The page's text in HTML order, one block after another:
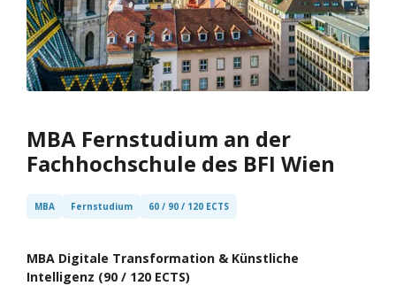
MBA Fernstudium an der
Fachhochschule des BFI Wien
MBA Fernstudium 60 / 90 / 120 ECTS
MBA Digitale Transformation & Künstliche
Intelligenz (90 / 120 ECTS)